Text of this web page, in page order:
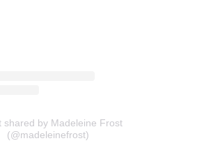
shared by Madeleine Frost
(@madeleinefrost)